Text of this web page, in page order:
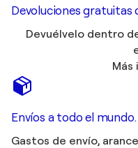
Devoluciones gratuitas
Devuélvelo dentro
Más
Envíos a todo el
Gastos de envío,